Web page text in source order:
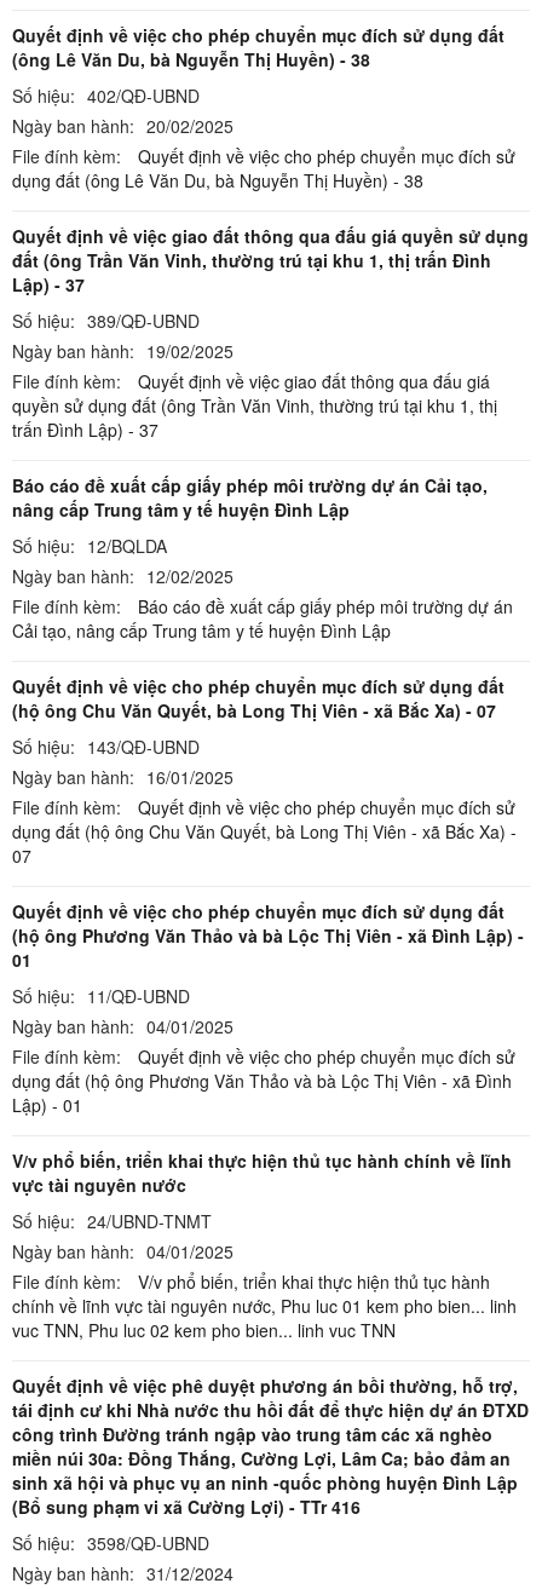
Quyết định về việc cho phép chuyển mục đích sử dụng đất
(ông Lê Văn Du, bà Nguyễn Thị Huyền) - 38
Số hiệu: 402/QĐ-UBND
Ngày ban hành: 20/02/2025
File đính kèm:
Quyết định về việc cho phép chuyển mục đích sử
dụng đất (ông Lê Văn Du, bà Nguyễn Thị Huyền) - 38
Quyết định về việc giao đất thông qua đấu giá quyền sử dụng
đất (ông Trần Văn Vinh, thường trú tại khu 1, thị trấn Đình
Lập) - 37
Số hiệu: 389/QĐ-UBND
Ngày ban hành: 19/02/2025
File đính kèm:
Quyết định về việc giao đất thông qua đấu giá
quyền sử dụng đất (ông Trần Văn Vinh, thường trú tại khu 1, thị
trấn Đình Lập) - 37
Báo cáo đề xuất cấp giấy phép môi trường dự án Cải tạo,
nâng cấp Trung tâm y tế huyện Đình Lập
Số hiệu: 12/BQLDA
Ngày ban hành: 12/02/2025
File đính kèm:
Báo cáo đề xuất cấp giấy phép môi trường dự án
Cải tạo, nâng cấp Trung tâm y tế huyện Đình Lập
Quyết định về việc cho phép chuyển mục đích sử dụng đất
(hộ ông Chu Văn Quyết, bà Long Thị Viên - xã Bắc Xa) - 07
Số hiệu: 143/QĐ-UBND
Ngày ban hành: 16/01/2025
File đính kèm:
Quyết định về việc cho phép chuyển mục đích sử
dụng đất (hộ ông Chu Văn Quyết, bà Long Thị Viên - xã Bắc Xa) -
07
Quyết định về việc cho phép chuyển mục đích sử dụng đất
(hộ ông Phương Văn Thảo và bà Lộc Thị Viên - xã Đình Lập) -
01
Số hiệu: 11/QĐ-UBND
Ngày ban hành: 04/01/2025
File đính kèm:
Quyết định về việc cho phép chuyển mục đích sử
dụng đất (hộ ông Phương Văn Thảo và bà Lộc Thị Viên - xã Đình
Lập) - 01
V/v phổ biến, triển khai thực hiện thủ tục hành chính về lĩnh
vực tài nguyên nước
Số hiệu: 24/UBND-TNMT
Ngày ban hành: 04/01/2025
File đính kèm:
V/v phổ biến, triển khai thực hiện thủ tục hành
chính về lĩnh vực tài nguyên nước, Phu luc 01 kem pho bien... linh
vuc TNN, Phu luc 02 kem pho bien... linh vuc TNN
Quyết định về việc phê duyệt phương án bồi thường, hỗ trợ,
tái định cư khi Nhà nước thu hồi đất để thực hiện dự án ĐTXD
công trình Đường tránh ngập vào trung tâm các xã nghèo
miền núi 30a: Đồng Thắng, Cường Lợi, Lâm Ca; bảo đảm an
sinh xã hội và phục vụ an ninh -quốc phòng huyện Đình Lập
(Bổ sung phạm vi xã Cường Lợi) - TTr 416
Số hiệu: 3598/QĐ-UBND
Ngày ban hành: 31/12/2024